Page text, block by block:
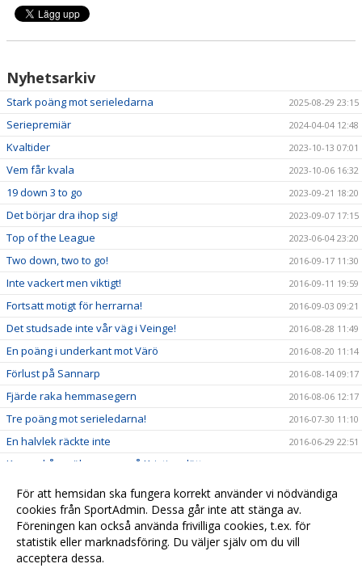
Nyhetsarkiv
Stark poäng mot serieledarna 2025-08-29 23:15
Seriepremiär 2024-04-04 12:48
Kvaltider 2023-10-13 07:01
Vem får kvala 2023-10-06 16:32
19 down 3 to go 2023-09-21 18:20
Det börjar dra ihop sig! 2023-09-07 17:15
Top of the League 2023-06-04 23:20
Two down, two to go! 2016-09-17 11:30
Inte vackert men viktigt! 2016-09-11 19:59
Fortsatt motigt för herrarna! 2016-09-03 09:21
Det studsade inte vår väg i Veinge! 2016-08-28 11:49
En poäng i underkant mot Värö 2016-08-20 11:14
Förlust på Sannarp 2016-08-14 09:17
Fjärde raka hemmasegern 2016-08-06 12:17
Tre poäng mot serieledarna! 2016-07-30 11:10
En halvlek räckte inte 2016-06-29 22:51
Kassaskåpssäker seger på Kristineslätt
Bragdseger i Galtabäck 2016-06-16 23:18
Bra spel men noll poäng på Löftavallen! 2016-06-11 08:38
Enkel seger mot Annebergs IF 2016-06-03 23:51
För att hemsidan ska fungera korrekt använder vi nödvändiga
cookies från SportAdmin. Dessa går inte att stänga av.
Föreningen kan också använda frivilliga cookies, t.ex. för
statistik eller marknadsföring. Du väljer själv om du vill
acceptera dessa.